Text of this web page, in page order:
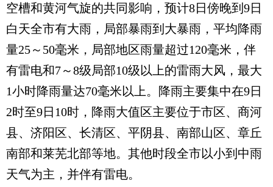
空槽和黄河气旋的共同影响，预计8日傍晚到9日
白天全市有大雨，局部暴雨到大暴雨，平均降雨
量25～50毫米，局部地区雨量超过120毫米，伴
有雷电和7～8级局部10级以上的雷雨大风，最大
1小时降雨量达70毫米以上。降雨主要集中在9日
2时至9日10时，降雨大值区主要位于市区、商河
县、济阳区、长清区、平阴县、南部山区、章丘
南部和莱芜北部等地。其他时段全市以小到中雨
天气为主，并伴有雷电。